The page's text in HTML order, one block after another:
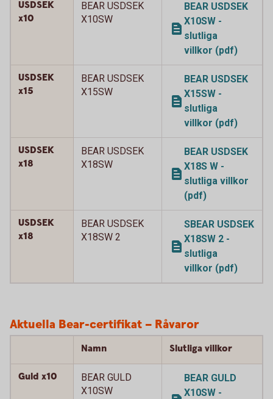
USDSEK
x10
BEAR USDSEK
X10SW
BEAR USDSEK
X10SW -
slutliga
villkor (pdf)
USDSEK
x15
BEAR USDSEK
X15SW
BEAR USDSEK
X15SW -
slutliga
villkor (pdf)
USDSEK
x18
BEAR USDSEK
X18SW
BEAR USDSEK
X18S W -
slutliga villkor
(pdf)
USDSEK
x18
BEAR USDSEK
X18SW 2
SBEAR USDSEK
X18SW 2 -
slutliga
villkor (pdf)
Aktuella Bear-certifikat – Råvaror
Namn Slutliga villkor
Guld x10
BEAR GULD
X10SW
BEAR GULD
X10SW -